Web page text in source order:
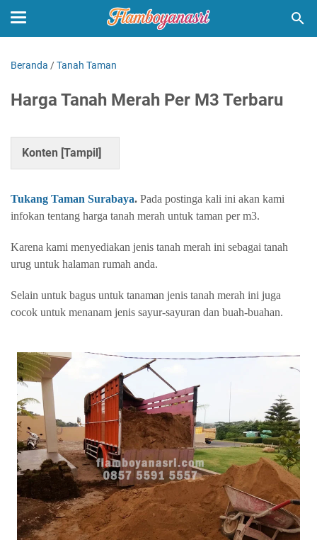
Beranda /Tanah Taman
Harga Tanah Merah Per M3 Terbaru
Konten [Tampil]
Tukang Taman Surabaya. Pada postinga kali ini akan kami
infokan tentang harga tanah merah untuk taman per m3.
Karena kami menyediakan jenis tanah merah ini sebagai tanah
urug untuk halaman rumah anda.
Selain untuk bagus untuk tanaman jenis tanah merah ini juga
cocok untuk menanam jenis sayur-sayuran dan buah-buahan.